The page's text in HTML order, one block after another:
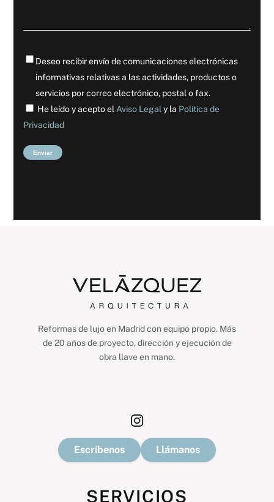
Deseo recibir envío de comunicaciones electrónicas
informativas relativas a las actividades, productos o
servicios por correo electrónico, postal o fax.
He leído y acepto el Aviso Legal y la Política de
Privacidad
Reformas de lujo en Madrid con equipo propio. Más
de 20 años de proyecto, dirección y ejecución de
obra llave en mano.
Escríbenos Llámanos
SERVICIOS